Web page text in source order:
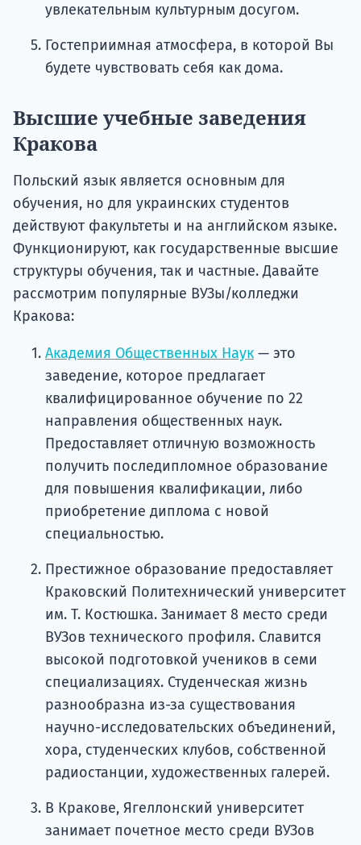
увлекательным культурным досугом.
Гостеприимная атмосфера, в которой Вы
будете чувствовать себя как дома.
Высшие учебные заведения
Кракова
Польский язык является основным для
обучения, но для украинских студентов
действуют факультеты и на английском языке.
Функционируют, как государственные высшие
структуры обучения, так и частные. Давайте
рассмотрим популярные ВУЗы/колледжи
Кракова:
Академия Общественных Наук — это
заведение, которое предлагает
квалифицированное обучение по 22
направления общественных наук.
Предоставляет отличную возможность
получить последипломное образование
для повышения квалификации, либо
приобретение диплома с новой
специальностью.
Престижное образование предоставляет
Краковский Политехнический университет
им. Т. Костюшка. Занимает 8 место среди
ВУЗов технического профиля. Славится
высокой подготовкой учеников в семи
специализациях. Студенческая жизнь
разнообразна из-за существования
научно-исследовательских объединений,
хора, студенческих клубов, собственной
радиостанции, художественных галерей.
В Кракове, Ягеллонский университет
занимает почетное место среди ВУЗов